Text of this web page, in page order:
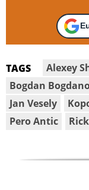
TAGS Alexey
Bogdan
Jan Vesely
Pero Antic